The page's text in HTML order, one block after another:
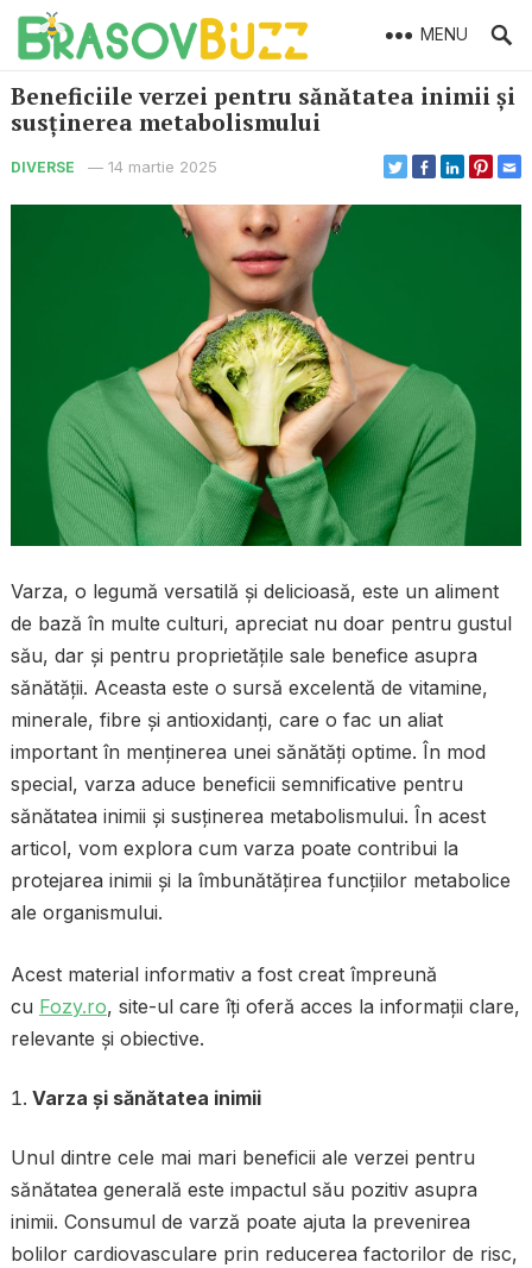
MENU
Beneficiile verzei pentru sănătatea inimii și
susținerea metabolismului
DIVERSE — 14 martie 2025
Varza, o legumă versatilă și delicioasă, este un aliment
de bază în multe culturi, apreciat nu doar pentru gustul
său, dar și pentru proprietățile sale benefice asupra
sănătății. Aceasta este o sursă excelentă de vitamine,
minerale, fibre și antioxidanți, care o fac un aliat
important în menținerea unei sănătăți optime. În mod
special, varza aduce beneficii semnificative pentru
sănătatea inimii și susținerea metabolismului. În acest
articol, vom explora cum varza poate contribui la
protejarea inimii și la îmbunătățirea funcțiilor metabolice
ale organismului.
Acest material informativ a fost creat împreună
cu Fozy.ro, site-ul care îți oferă acces la informații clare,
relevante și obiective.
Varza și sănătatea inimii
Unul dintre cele mai mari beneficii ale verzei pentru
sănătatea generală este impactul său pozitiv asupra
inimii. Consumul de varză poate ajuta la prevenirea
bolilor cardiovasculare prin reducerea factorilor de risc,